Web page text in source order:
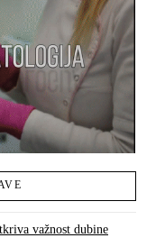
važnost dubine